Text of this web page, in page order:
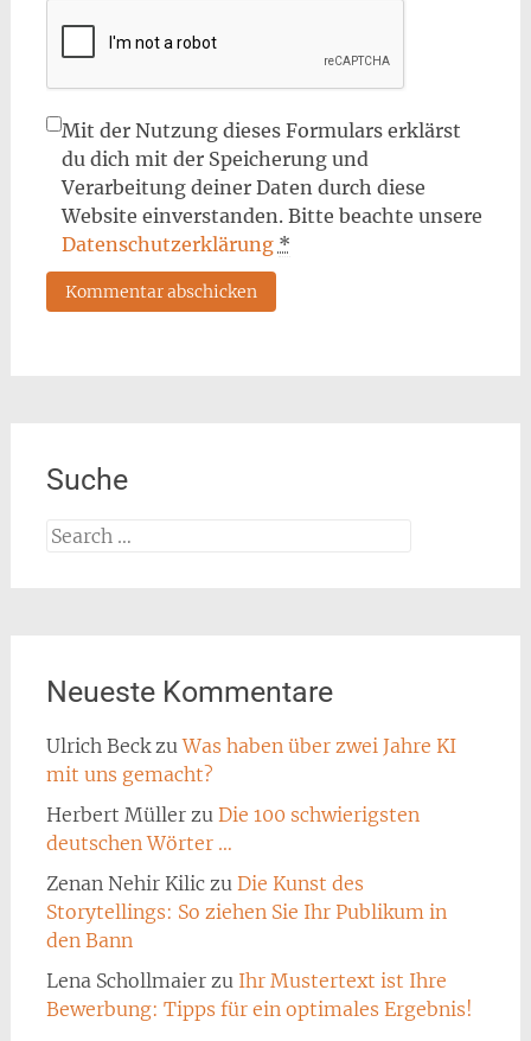
Mit der Nutzung dieses Formulars erklärst
du dich mit der Speicherung und
Verarbeitung deiner Daten durch diese
Website einverstanden. Bitte beachte unsere
Datenschutzerklärung *
Suche
Search
Neueste Kommentare
Ulrich BeckzuWas haben über zwei Jahre KI
mit uns gemacht?
Herbert Müllerzu Die 100 schwierigsten
deutschen Wörter …
Zenan Nehir Kiliczu Die Kunst des
Storytellings: So ziehen Sie Ihr Publikum in
den Bann
Lena Schollmaierzu Ihr Mustertext ist Ihre
Bewerbung: Tipps für ein optimales Ergebnis!